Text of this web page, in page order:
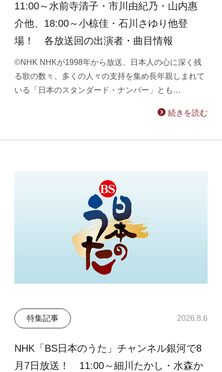
11:00～水前寺清子・市川由紀乃・山内惠
介他、18:00～小椋佳・石川さゆり他登
場！ 各放送回の出演者・曲目情報
©NHK NHKが1998年から放送、日本人の心に深く残
る歌の数々、多くの人々の支持を集め長年親しまれて
いる「日本のスタンダード・ナンバー」とも…
続きを読む
特集記事 2026.8.6
NHK「BS日本のうた」チャンネル銀河で8
月7日放送！ 11:00～細川たかし・水森か